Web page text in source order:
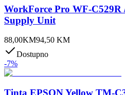
WorkForce Pro WF-
Supply Unit
88,00KM94,50 KM
Dostupno
-7%
Tinta EPSON Yellow TM-